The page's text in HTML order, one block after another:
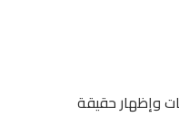
وإظهار حقيقة